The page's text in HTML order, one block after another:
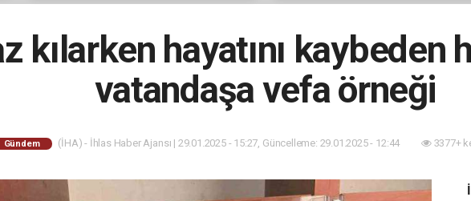
kılarken hayatını kaybeden
vatandaşa vefa örneği
Gündem (İHA) - İhlas Haber Ajansı | 29.01.2025 - 15:27, Güncelleme: 29.01.2025 - 12:44 3377+